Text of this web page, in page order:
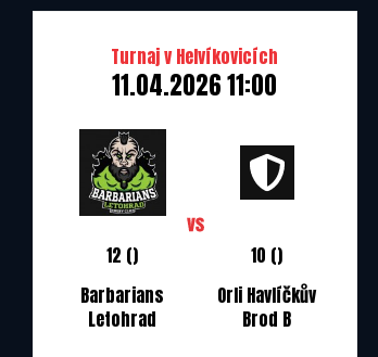
Turnaj v Helvíkovicích
11.04.2026 11:00
12 ()
Barbarians
Letohrad
10 ()
Orli Havlíčkův
Brod B